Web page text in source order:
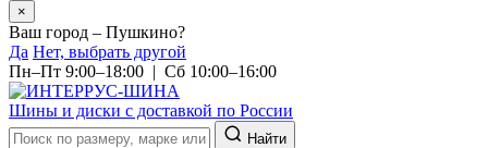
×
Ваш город – Пушкино?
Да Нет, выбрать другой
Пн–Пт 9:00–18:00 | Сб 10:00–16:00
Шины и диски с доставкой по России
Найти